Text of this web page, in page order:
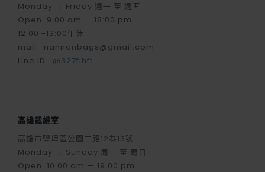
Monday → Friday 週一 至 週五
Open. 9:00 am — 18:00 pm
12:00 -13:00午休
mail : nannanbags@gmail.com
Line ID : @327fihft
高雄裁縫室
高雄市鹽埕區公園二路12巷13號
Monday → Sunday 周一 至 周日
Open. 10:00 am — 19:00 pm